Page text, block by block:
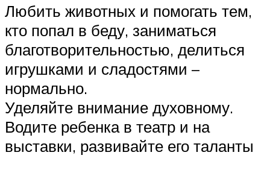
Любить животных и помогать тем,
кто попал в беду, заниматься
благотворительностью, делиться
игрушками и сладостями –
нормально.
Уделяйте внимание духовному.
Водите ребенка в театр и на
выставки, развивайте его таланты